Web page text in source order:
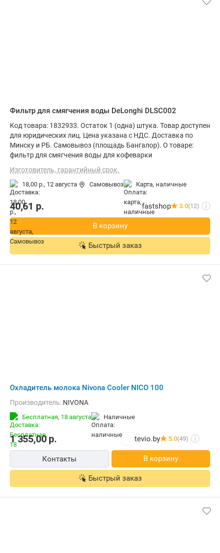
Фильтр для смягчения воды DeLonghi DLSC002
Код товара: 1832933. Остаток 1 (одна) штука. Товар доступен
для юридических лиц. Цена указана с НДС. Доставка по
Минску и РБ. Самовывоз (площадь Бангалор). О товаре:
фильтр для смягчения воды для кофеварки
Изготовитель, гарантийный срок.
18,00 р., 12 августа Самовывоз карта, наличные
40,61 р. fastshop 3.0(12) i
В корзину
Быстрый заказ
Охладитель молока Nivona Cooler NICO 100
Производитель: NIVONA
Бесплатная, 18 августа наличные
1 355,00р. tevio.by 5.0(49) i
Контакты В корзину
Быстрый заказ